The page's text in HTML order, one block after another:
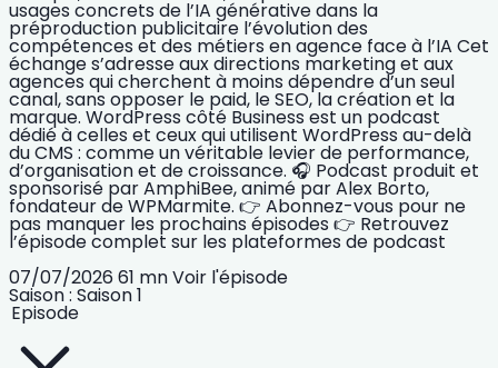
usages concrets de l’IA générative dans la
préproduction publicitaire l’évolution des
compétences et des métiers en agence face à l’IA Cet
échange s’adresse aux directions marketing et aux
agences qui cherchent à moins dépendre d’un seul
canal, sans opposer le paid, le SEO, la création et la
marque. WordPress côté Business est un podcast
dédié à celles et ceux qui utilisent WordPress au-delà
du CMS : comme un véritable levier de performance,
d’organisation et de croissance. 🎧 Podcast produit et
sponsorisé par AmphiBee, animé par Alex Borto,
fondateur de WPMarmite. 👉 Abonnez-vous pour ne
pas manquer les prochains épisodes 👉 Retrouvez
l’épisode complet sur les plateformes de podcast
07/07/2026 61 mnVoir l'épisode
Saison : Saison 1
Episode